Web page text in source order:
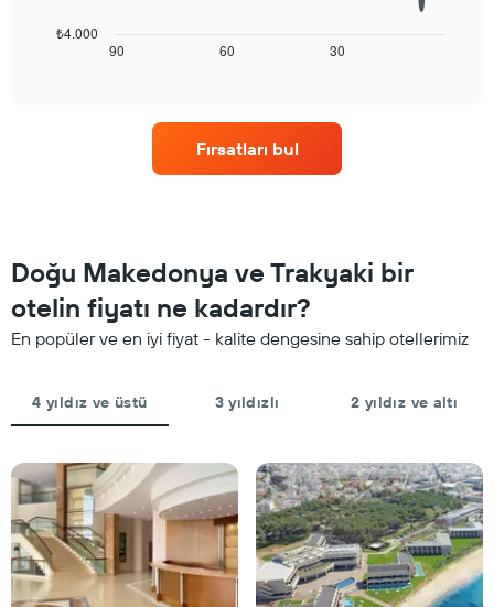
otel
kategorilerini
bir
odanın
bu
hafta
ortalama
fiyatını
1
Y
ekseni
içerir
konaklama
göstermektedir.
gün
sayısını
gösteren
1
X
Tablo
bir
ortalama
fiyatını
gösteren
1
Y
ekseni
içerir
90 60 30
₺4.000
Fırsatları bul
Doğu Makedonya ve Trakyaki bir
otelin fiyatı ne kadardır?
En popüler ve en iyi fiyat - kalite dengesine sahip otellerimiz
4 yıldız ve üstü 3 yıldızlı 2 yıldız ve altı